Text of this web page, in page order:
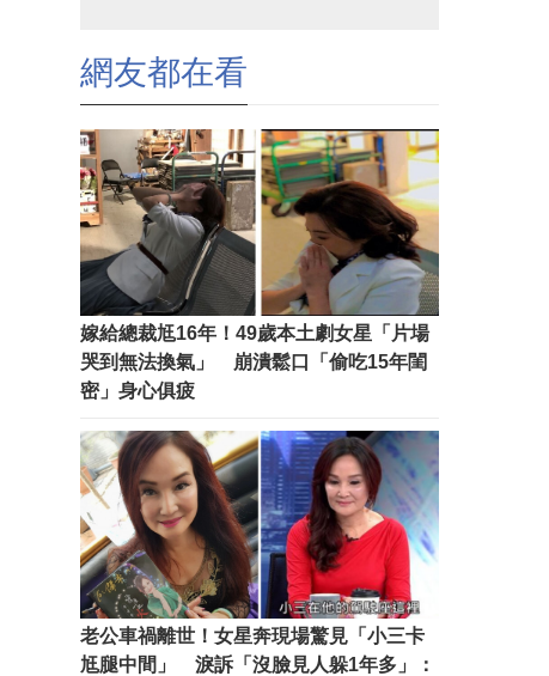
網友都在看
嫁給總裁尪16年！49歲本土劇女星「片場
哭到無法換氣」 崩潰鬆口「偷吃15年閨
密」身心俱疲
老公車禍離世！女星奔現場驚見「小三卡
尪腿中間」 淚訴「沒臉見人躲1年多」：